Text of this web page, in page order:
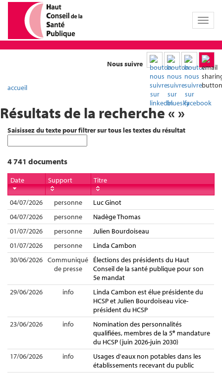
Toggle
Nous suivre
accueil
Résultats de la recherche « »
Saisissez du texte pour filtrer sur tous les textes du résultat
4 741 documents
Date Support Titre
04/07/2026 personne
Luc Ginot
04/07/2026
personne
Nadège Thomas
01/07/2026
personne
Julien Bourdoiseau
01/07/2026
personne
Linda Cambon
30/06/2026 Communiqué
de presse
Élections des présidents du Haut
Conseil de la santé publique pour son
5e mandat
29/06/2026
info
Linda Cambon est élue présidente du
HCSP et Julien Bourdoiseau vice-
président du HCSP
23/06/2026
info
Nomination des personnalités
qualifiées, membres de la 5e mandature
du HCSP (juin 2026-juin 2030)
17/06/2026
info
Usages d'eaux non potables dans les
établissements recevant du public